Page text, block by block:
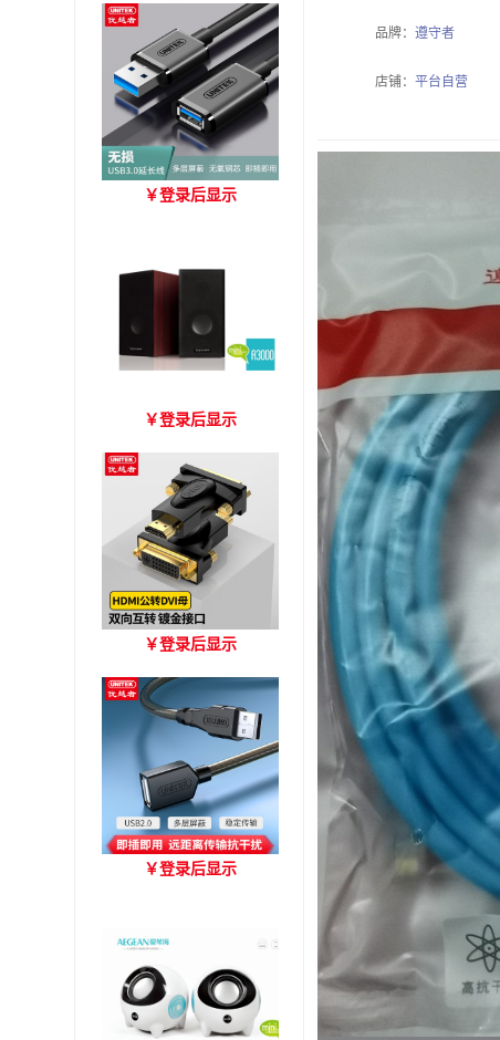
优越者Y-C479国标无氧铜
￥登录后显示
爱琴海 A3000 木质音箱
￥登录后显示
优越者HDMI转DVI双向互
￥登录后显示
优越者Y-C416A 国标
￥登录后显示
品牌： 遵守者
店铺： 平台自营